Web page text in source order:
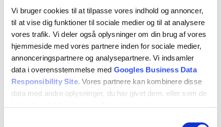
Vi bruger cookies til at tilpasse vores indhold og annoncer,
til at vise dig funktioner til sociale medier og til at analysere
vores trafik. Vi deler også oplysninger om din brug af vores
hjemmeside med vores partnere inden for sociale medier,
annonceringspartnere og analysepartnere. Vi indsamler
data i overensstemmelse med Googles Business Data
Responsibility Site. Vores partnere kan kombinere disse
data med andre oplysninger, du har givet dem, eller som de